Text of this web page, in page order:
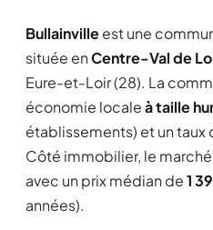
Bullainvilleest une
située enCentre-Val de
Eure-et-Loir (28). La
économie localeà taille
établissements) et un
Côté immobilier, le
avec un prix médian de1
années).